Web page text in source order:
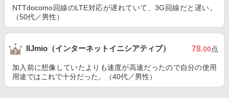
NTTdocomo回線のLTE対応が遅れていて、3G回線だと遅い。
（50代／男性）
IIJmio（インターネットイニシアティブ） 78.00点
加入前に想像していたよりも速度が高速だったので自分の使用
用途ではこれで十分だった。（40代／男性）